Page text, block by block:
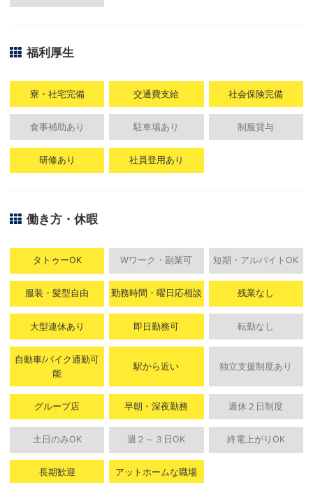
福利厚生
寮・社宅完備 交通費支給 社会保険完備
食事補助あり 駐車場あり 制服貸与
研修あり 社員登用あり
働き方・休暇
タトゥーOK Wワーク・副業可 短期・アルバイトOK
服装・髪型自由 勤務時間・曜日応相談 残業なし
大型連休あり 即日勤務可 転勤なし
自動車/バイク通勤可
能
駅から近い 独立支援制度あり
グループ店 早朝・深夜勤務 週休２日制度
土日のみOK 週２～３日OK 終電上がりOK
長期歓迎 アットホームな職場